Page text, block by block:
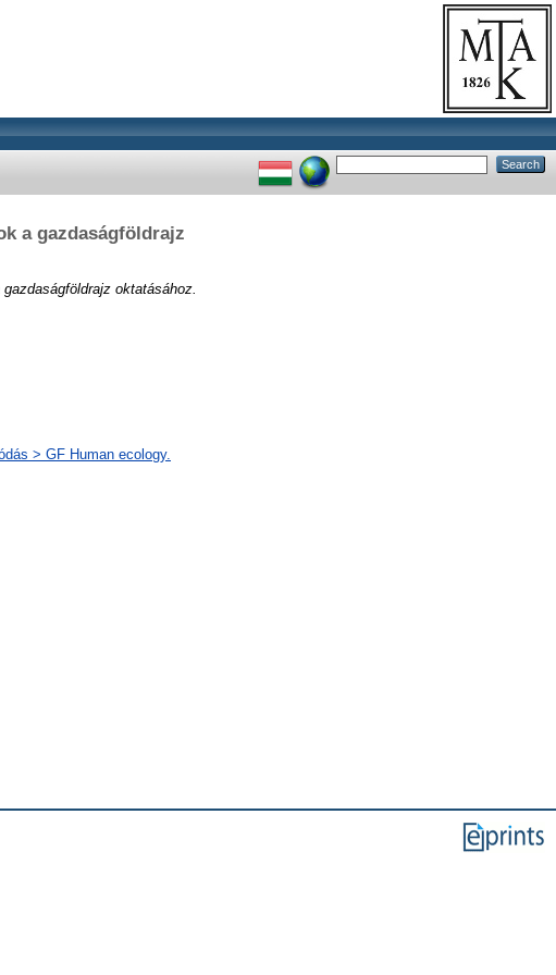
a gazdaságföldrajz
oktatásához.
> GF Human ecology.